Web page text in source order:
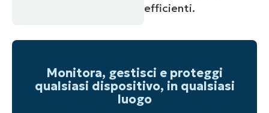
efficienti.
Monitora, gestisci e proteggi
qualsiasi dispositivo, in qualsiasi
luogo